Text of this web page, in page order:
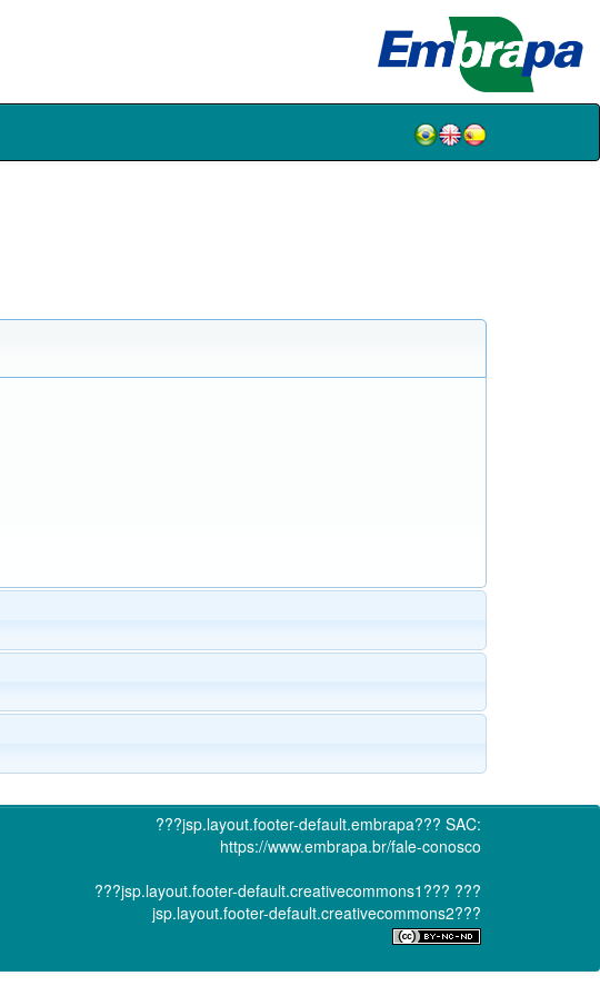
???jsp.layout.footer-default.embrapa??? SAC:
https://www.embrapa.br/fale-conosco
???jsp.layout.footer-default.creativecommons1??? ???
jsp.layout.footer-default.creativecommons2???